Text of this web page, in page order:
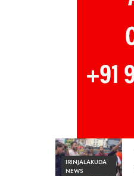
IRINJALAKUDA
NEWS